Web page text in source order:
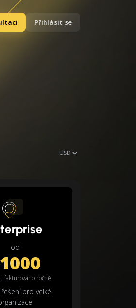
Přihlásit se
od
fakturováno ročně
pro velké